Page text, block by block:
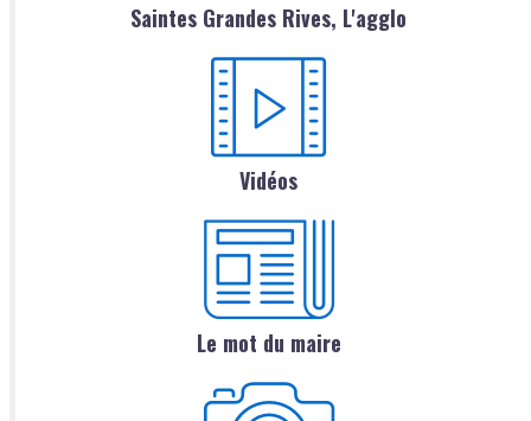
Saintes Grandes Rives, L'agglo
Vidéos
Le mot du maire